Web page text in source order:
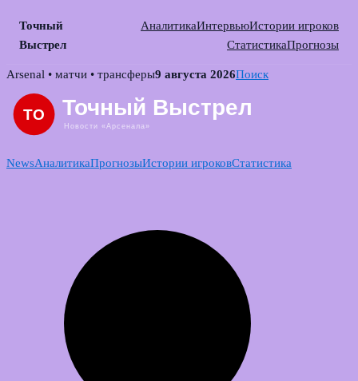
Точный
Выстрел
АналитикаИнтервьюИстории игроков
СтатистикаПрогнозы
Skip
content
Arsenal • матчи • трансферы9 августа 2026Поиск
NewsАналитикаПрогнозыИстории игроковСтатистика